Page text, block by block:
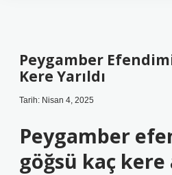
Peygamber
Kere Yarıldı
Tarih: Nisan 4, 2025
Peygamber
göğsü kaç kere